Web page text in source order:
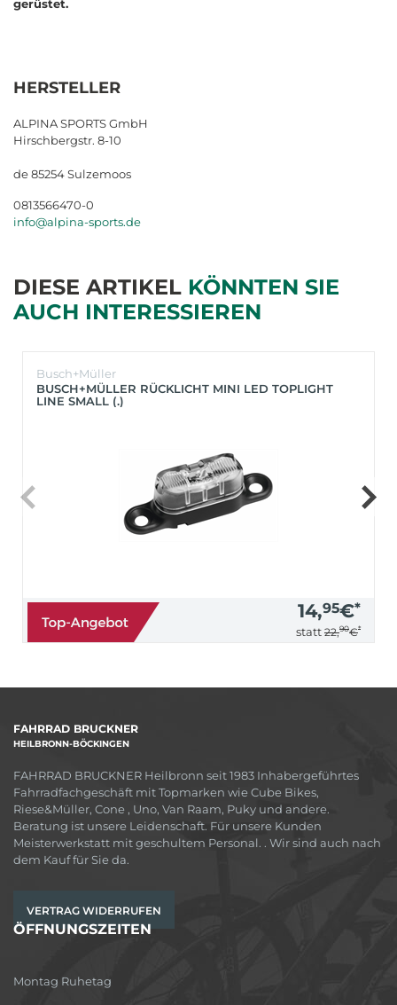
gerüstet.
HERSTELLER
ALPINA SPORTS GmbH
Hirschbergstr. 8-10
de 85254 Sulzemoos
0813566470-0
info@alpina-sports.de
DIESE ARTIKEL KÖNNTEN SIE
AUCH INTERESSIEREN
Busch+Müller
BUSCH+MÜLLER RÜCKLICHT MINI LED TOPLIGHT
LINE SMALL (.)
14,95€*
statt 22,90€*
FAHRRAD BRUCKNER
HEILBRONN-BÖCKINGEN
FAHRRAD BRUCKNER Heilbronn seit 1983 Inhabergeführtes
Fahrradfachgeschäft mit Topmarken wie Cube Bikes,
Riese&Müller, Cone , Uno, Van Raam, Puky und andere.
Beratung ist unsere Leidenschaft. Für unsere Kunden
Meisterwerkstatt mit geschultem Personal. . Wir sind auch nach
dem Kauf für Sie da.
VERTRAG WIDERRUFEN
ÖFFNUNGSZEITEN
Montag Ruhetag